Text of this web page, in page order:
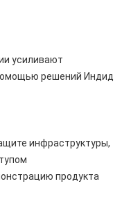
усиливают
решений Индид
инфраструктуры,
продукта